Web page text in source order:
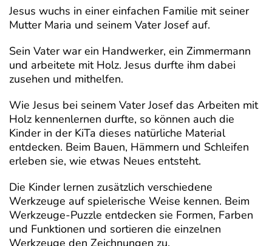
Jesus wuchs in einer einfachen Familie mit seiner
Mutter Maria und seinem Vater Josef auf.
Sein Vater war ein Handwerker, ein Zimmermann
und arbeitete mit Holz. Jesus durfte ihm dabei
zusehen und mithelfen.
Wie Jesus bei seinem Vater Josef das Arbeiten mit
Holz kennenlernen durfte, so können auch die
Kinder in der KiTa dieses natürliche Material
entdecken. Beim Bauen, Hämmern und Schleifen
erleben sie, wie etwas Neues entsteht.
Die Kinder lernen zusätzlich verschiedene
Werkzeuge auf spielerische Weise kennen. Beim
Werkzeuge-Puzzle entdecken sie Formen, Farben
und Funktionen und sortieren die einzelnen
Werkzeuge den Zeichnungen zu.